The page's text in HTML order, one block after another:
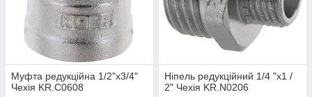
Муфта редукційна 1/2"х3/4"
Чехія KR.C0608
Ніпель редукційний 1/4 "x1 /
2" Чехія KR.N0206